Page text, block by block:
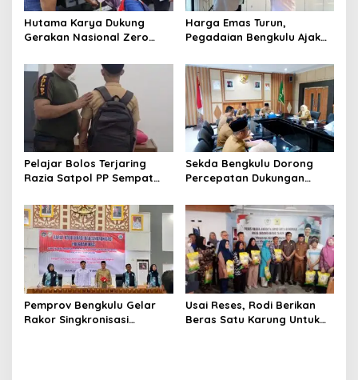
Hutama Karya Dukung
Gerakan Nasional Zero
Selamat Sampai Tujuan
(SETUJU)
Harga Emas Turun,
Pegadaian Bengkulu Ajak
Investasi
Pelajar Bolos Terjaring
Razia Satpol PP Sempat
Sekda Bengkulu Dorong
Percepatan Dukungan
Pembangunan TPST
Regional
Pemprov Bengkulu Gelar
Rakor Singkronisasi
Usai Reses, Rodi Berikan
Beras Satu Karung Untuk